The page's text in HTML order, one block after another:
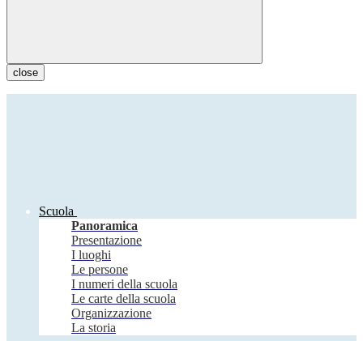
close
Scuola
Panoramica
Presentazione
I luoghi
Le persone
I numeri della scuola
Le carte della scuola
Organizzazione
La storia